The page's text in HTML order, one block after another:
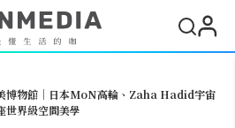
博物館｜日本MoN高輪、Zaha Hadid宇宙
世界級空間美學